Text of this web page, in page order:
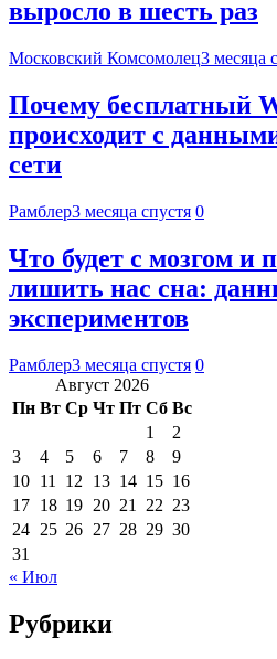
выросло в шесть раз
Московский Комсомолец3 месяца
Почему бесплатный
происходит с
сети
Рамблер3 месяца спустя 0
Что будет с мозгом и
лишить нас сна:
экспериментов
Рамблер3 месяца спустя 0
Август 2026
Пн Вт Ср Чт Пт Сб Вс
1
2
3
4 5 6 7 8
9
10 11 12 13 14 15 16
17 18 19 20 21 22 23
24 25 26 27 28 29 30
31
« Июл
Рубрики